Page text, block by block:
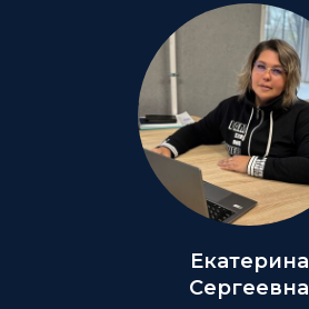
Екатерина
Сергеевна